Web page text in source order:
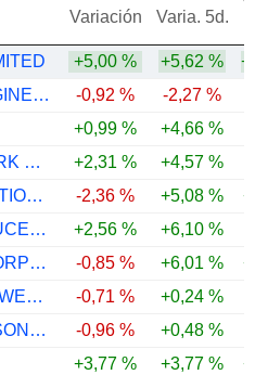
Variación Varia. 5d.
+5,00 % +5,62 %
CHINA ENERGY ENGINEERING CORPORATION LIMITED
-0,92 % -2,27 %
+0,99 % +4,66 %
FRIEDRICH VORWERK GROUP SE
+2,31 % +4,57 %
TAIWAN COGENERATION CORPORATION
-2,36 % +5,08 %
THYSSENKRUPP NUCERA AG & CO. KGAA
+2,56 % +6,10 %
WEST HOLDINGS CORPORATION
-0,85 % +6,01 %
FUJIAN YONGFU POWER ENGINEERING CO.,LTD.
-0,71 % +0,24 %
STERLING AND WILSON RENEWABLE ENERGY LIMITED
-0,96 % +0,48 %
+3,77 % +3,77 %